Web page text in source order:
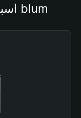
أسباب أهمية استخدام محفظة blum